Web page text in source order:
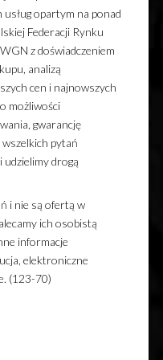
opartym na ponad
Federacji Rynku
z doświadczeniem
analizą
cen i najnowszych
możliwości
gwarancję
pytań
drogą
i nie są ofertą w
ich osobistą
informacje
elektroniczne
(123-70)